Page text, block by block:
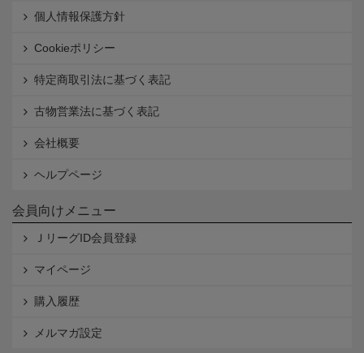
個人情報保護方針
Cookieポリシー
特定商取引法に基づく表記
古物営業法に基づく表記
会社概要
ヘルプページ
会員向けメニュー
ＪリーグID会員登録
マイページ
購入履歴
メルマガ設定